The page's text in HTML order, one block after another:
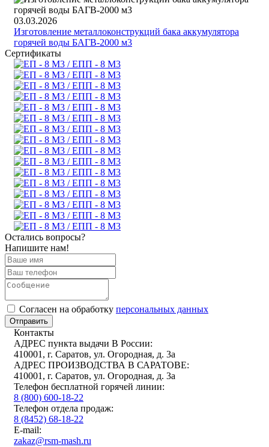
03.03.2026
Изготовление металлоконструкций бака аккумулятора
горячей воды БАГВ-2000 м3
Сертификаты
Остались вопросы?
Напишите нам!
Cогласен на обработку персональных данных
Отправить
Контакты
АДРЕС пункта выдачи В России:
410001, г. Саратов, ул. Огородная, д. 3а
АДРЕС ПРОИЗВОДСТВА В САРАТОВЕ:
410001, г. Саратов, ул. Огородная, д. 3а
Телефон бесплатной горячей линии:
8 (800) 600-18-22
Телефон отдела продаж:
8 (8452) 68-18-22
E-mail:
zakaz@rsm-mash.ru